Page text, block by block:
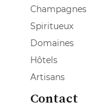
Champagnes
Spiritueux
Domaines
Hôtels
Artisans
Contact